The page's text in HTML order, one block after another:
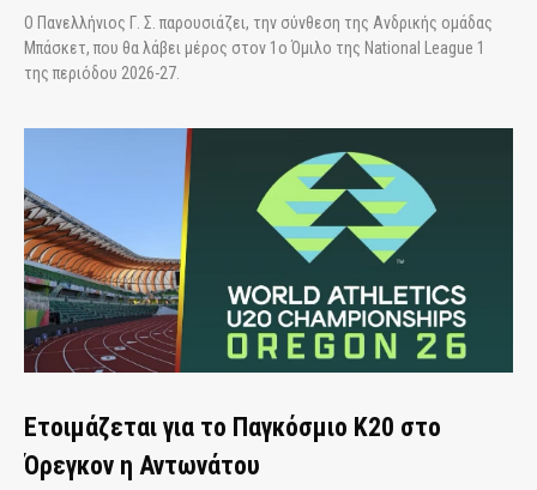
Ο Πανελλήνιος Γ. Σ. παρουσιάζει, την σύνθεση της Ανδρικής ομάδας
Μπάσκετ, που θα λάβει μέρος στον 1ο Όμιλο της National League 1
της περιόδου 2026-27.
Ετοιμάζεται για το Παγκόσμιο Κ20 στο
Όρεγκον η Αντωνάτου